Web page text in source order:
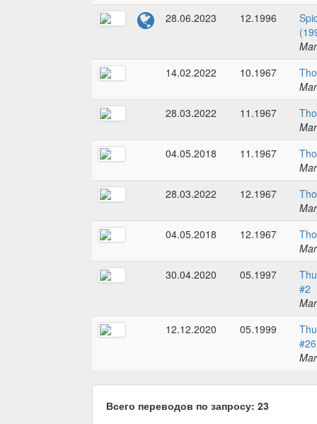
28.06.2023
12.1996
14.02.2022
10.1967
28.03.2022
11.1967
04.05.2018
11.1967
28.03.2022
12.1967
04.05.2018
12.1967
30.04.2020
05.1997
#2
12.12.2020
05.1999
#26
Всего переводов по запросу: 23